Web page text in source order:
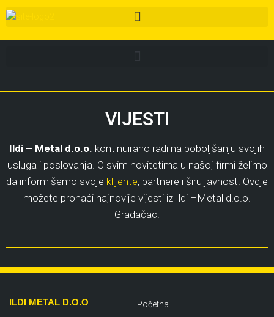
VIJESTI
Ildi – Metal d.o.o. kontinuirano radi na poboljšanju svojih
usluga i poslovanja. O svim novitetima u našoj firmi želimo
da informišemo svoje klijente, partnere i širu javnost. Ovdje
možete pronaći najnovije vijesti iz Ildi –Metal d.o.o.
Gradačac.
ILDI METAL D.O.O
Početna